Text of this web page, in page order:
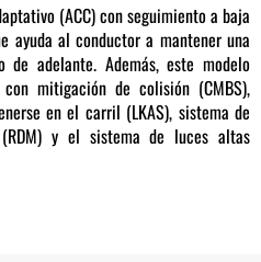
(ACC) con seguimiento a baja
ayuda al conductor a mantener una
adelante. Además, este modelo
mitigación de colisión (CMBS),
en el carril (LKAS), sistema de
y el sistema de luces altas